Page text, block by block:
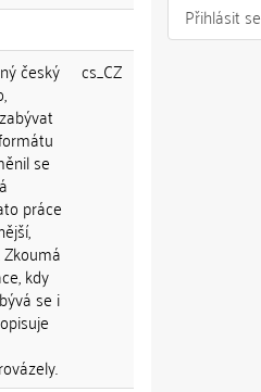
český
se
práce
kdy
se i
cs_CZ
Přihlásit se